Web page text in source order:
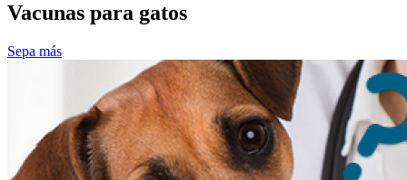
Vacunas para gatos
Sepa más